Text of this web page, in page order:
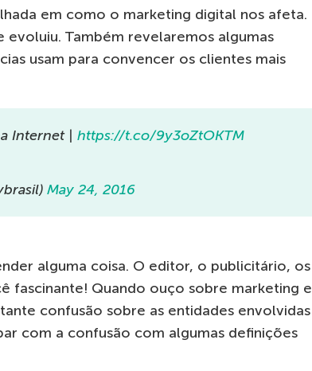
em como o marketing digital nos afeta.
Também revelaremos algumas
usam para convencer os clientes mais
Internet | https://t.co/9y3oZtOKTM
May 24, 2016
alguma coisa. O editor, o publicitário, os
fascinante! Quando ouço sobre marketing e
confusão sobre as entidades envolvidas
com a confusão com algumas definições